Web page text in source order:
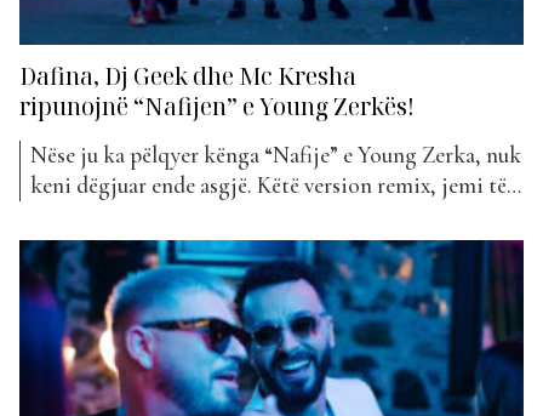
Dafina, Dj Geek dhe Mc Kresha
ripunojnë “Nafijen” e Young Zerkës!
Nëse ju ka pëlqyer kënga “Nafije” e Young Zerka, nuk
keni dëgjuar ende asgjë. Këtë version remix, jemi të
Zerka, Dafina Zeqiri dhe MC Kresha kanë prezantuar
së fundmi projektin e ri muzikor. Ata kanë bërë një
remix të “Nafije”, ku...